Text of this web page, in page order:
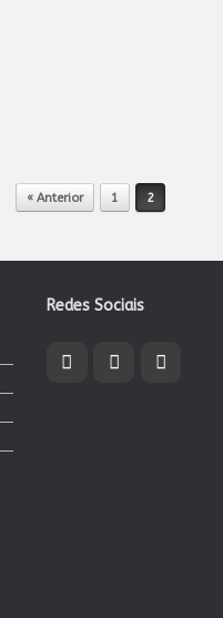
« Anterior 1 2
Redes Sociais